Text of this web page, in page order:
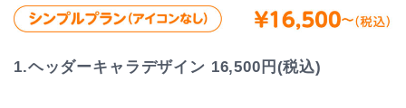
1.ヘッダーキャラデザイン 16,500円(税込)